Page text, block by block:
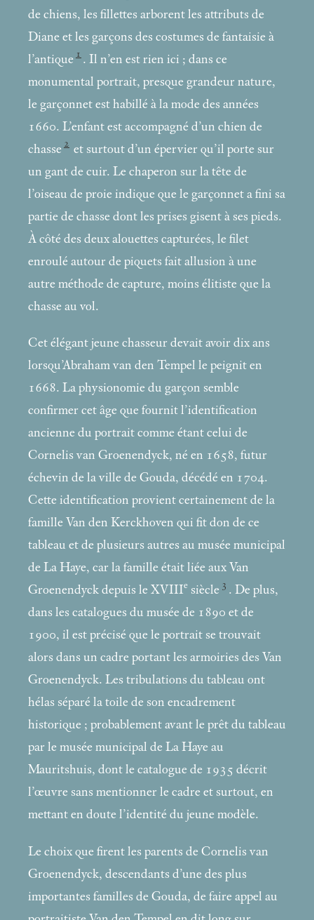
de chiens, les fillettes arborent les attributs de
Diane et les garçons des costumes de fantaisie à
l’antique 1 . Il n’en est rien ici ; dans ce
monumental portrait, presque grandeur nature,
le garçonnet est habillé à la mode des années
1660. L’enfant est accompagné d’un chien de
chasse 2 et surtout d’un épervier qu’il porte sur
un gant de cuir. Le chaperon sur la tête de
l’oiseau de proie indique que le garçonnet a fini sa
partie de chasse dont les prises gisent à ses pieds.
À côté des deux alouettes capturées, le filet
enroulé autour de piquets fait allusion à une
autre méthode de capture, moins élitiste que la
chasse au vol.
Cet élégant jeune chasseur devait avoir dix ans
lorsqu’Abraham van den Tempel le peignit en
1668. La physionomie du garçon semble
confirmer cet âge que fournit l’identification
ancienne du portrait comme étant celui de
Cornelis van Groenendyck, né en 1658, futur
échevin de la ville de Gouda, décédé en 1704.
Cette identification provient certainement de la
famille Van den Kerckhoven qui fit don de ce
tableau et de plusieurs autres au musée municipal
de La Haye, car la famille était liée aux Van
Groenendyck depuis le XVIIIe siècle 3 . De plus,
dans les catalogues du musée de 1890 et de
1900, il est précisé que le portrait se trouvait
alors dans un cadre portant les armoiries des Van
Groenendyck. Les tribulations du tableau ont
hélas séparé la toile de son encadrement
historique ; probablement avant le prêt du tableau
par le musée municipal de La Haye au
Mauritshuis, dont le catalogue de 1935 décrit
l’œuvre sans mentionner le cadre et surtout, en
mettant en doute l’identité du jeune modèle.
Le choix que firent les parents de Cornelis van
Groenendyck, descendants d’une des plus
importantes familles de Gouda, de faire appel au